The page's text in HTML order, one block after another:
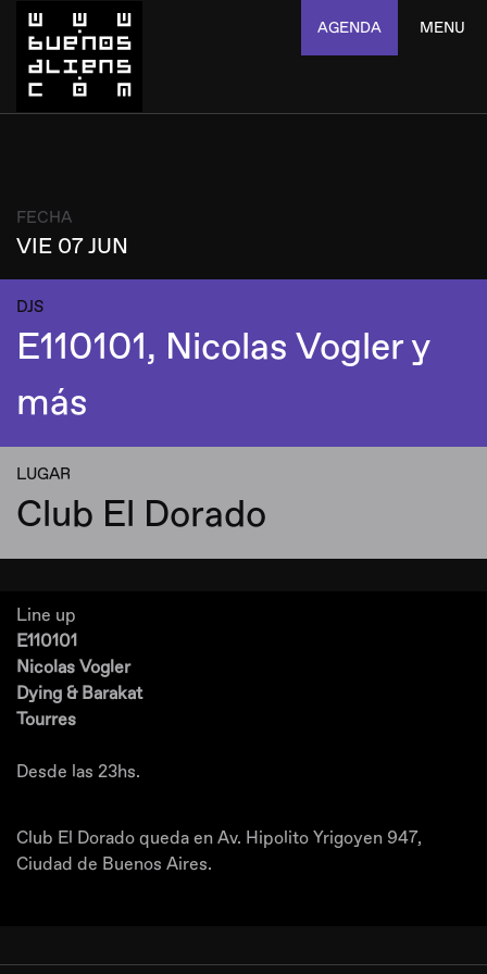
AGENDA MENU
FECHA
VIE 07 JUN
DJS
E110101, Nicolas Vogler y
más
LUGAR
Club El Dorado
Line up
E110101
Nicolas Vogler
Dying & Barakat
Tourres
Desde las 23hs.
Club El Dorado queda en Av. Hipolito Yrigoyen 947,
Ciudad de Buenos Aires.